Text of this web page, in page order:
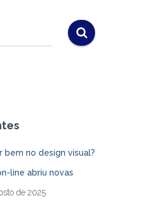
bem no design visual?
line abriu novas
de 2025